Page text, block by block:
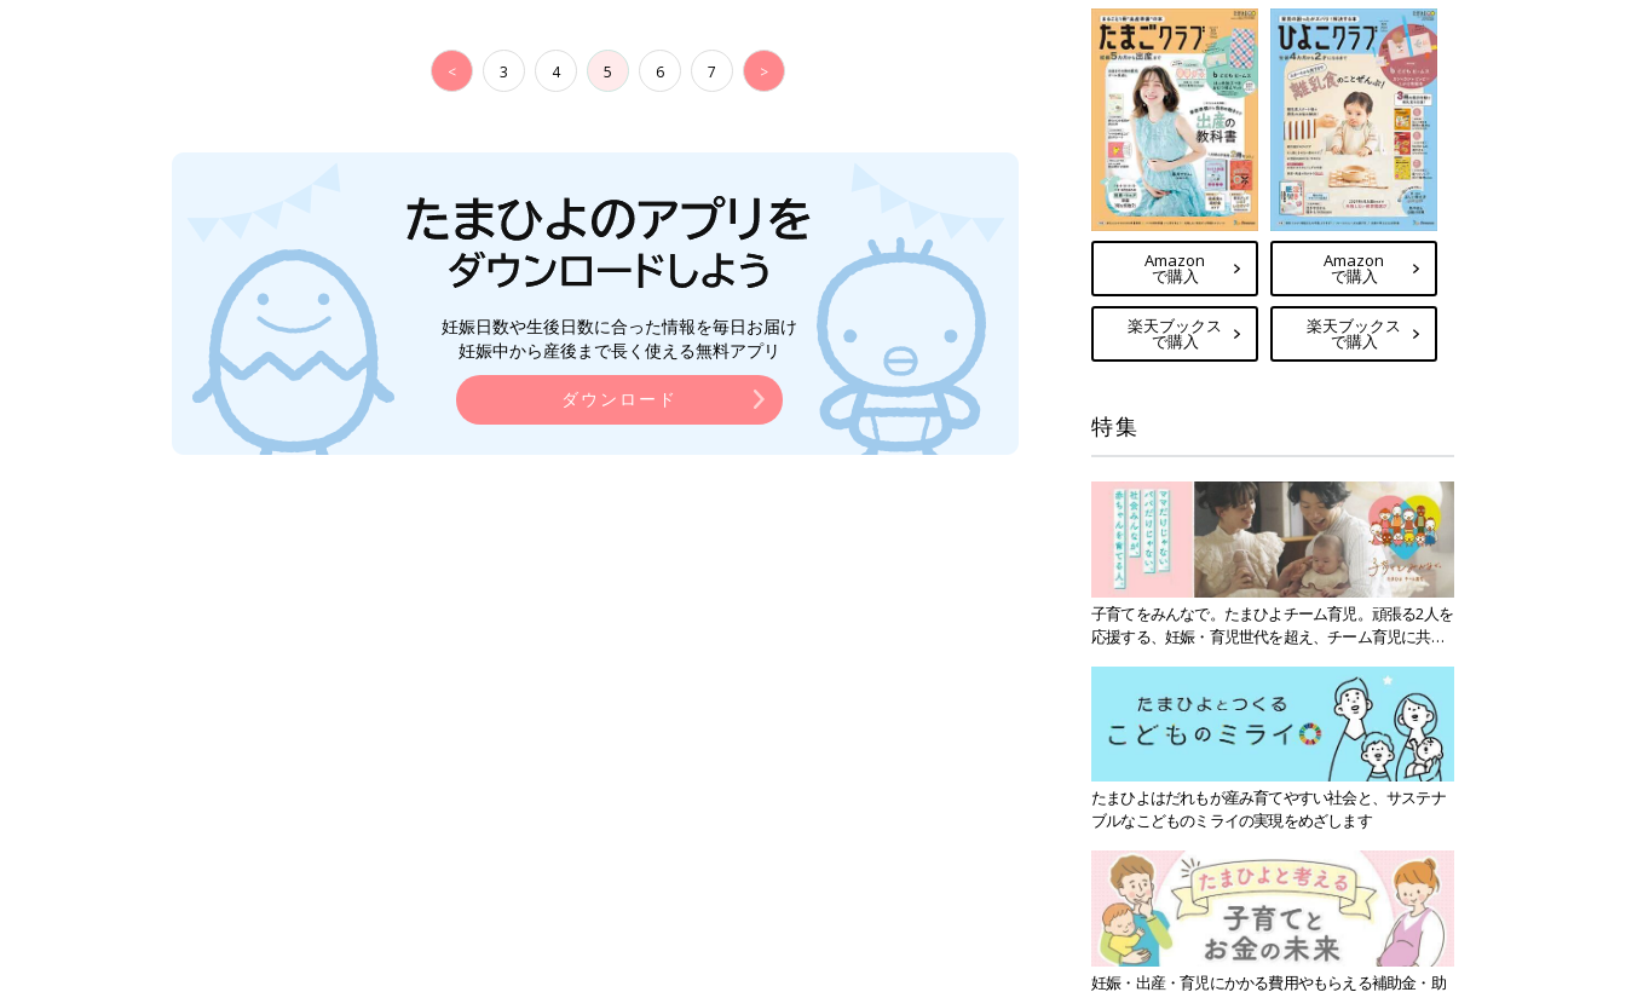
< 3 4 5 6 7 >
妊娠日数や生後日数に合った情報を毎日お届け
妊娠中から産後まで長く使える無料アプリ
ダウンロード
Amazon
で購入
楽天ブックス
で購入
Amazon
で購入
楽天ブックス
で購入
特集
子育てをみんなで。たまひよチーム育児。頑張る2人を
応援する、妊娠・育児世代を超え、チーム育児に共感
たまひよはだれもが産み育てやすい社会と、サステナ
ブルなこどものミライの実現をめざします
妊娠・出産・育児にかかる費用やもらえる補助金・助